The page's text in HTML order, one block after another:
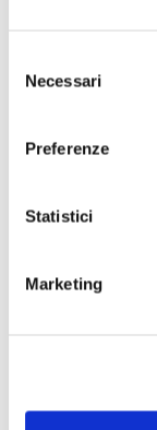
delNecessari
Preferenze
Statistici
Marketing